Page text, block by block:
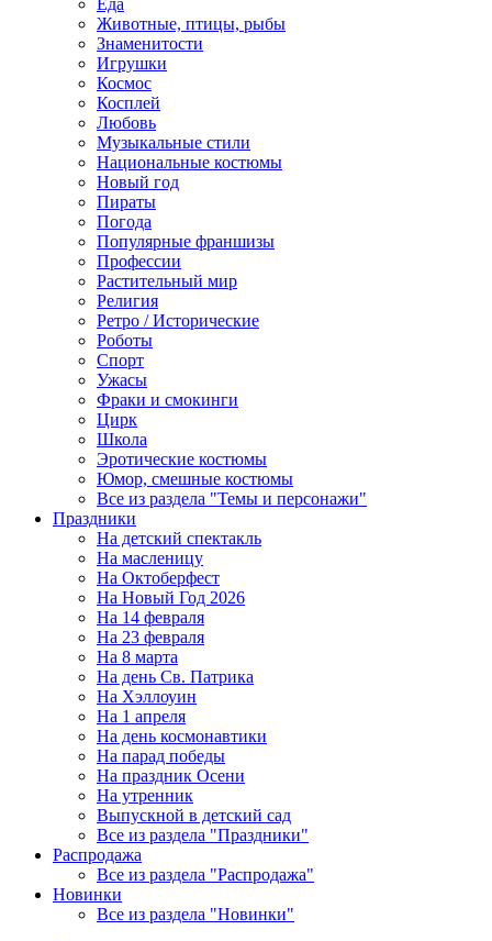
Еда
Животные, птицы, рыбы
Знаменитости
Игрушки
Космос
Косплей
Любовь
Музыкальные стили
Национальные костюмы
Новый год
Пираты
Погода
Популярные франшизы
Профессии
Растительный мир
Религия
Ретро / Исторические
Роботы
Спорт
Ужасы
Фраки и смокинги
Цирк
Школа
Эротические костюмы
Юмор, смешные костюмы
Все из раздела "Темы и персонажи"
Праздники
На детский спектакль
На масленицу
На Октоберфест
На Новый Год 2026
На 14 февраля
На 23 февраля
На 8 марта
На день Св. Патрика
На Хэллоуин
На 1 апреля
На день космонавтики
На парад победы
На праздник Осени
На утренник
Выпускной в детский сад
Все из раздела "Праздники"
Распродажа
Все из раздела "Распродажа"
Новинки
Все из раздела "Новинки"